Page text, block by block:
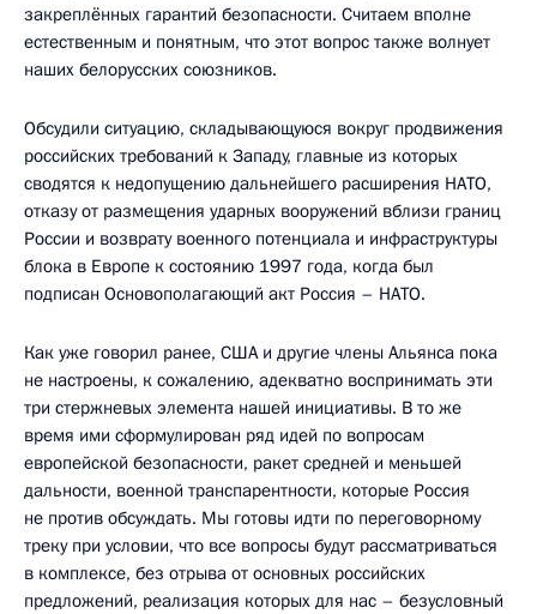
закреплённых гарантий безопасности. Считаем вполне
естественным и понятным, что этот вопрос также волнует
наших белорусских союзников.
Обсудили ситуацию, складывающуюся вокруг продвижения
российских требований к Западу, главные из которых
сводятся к недопущению дальнейшего расширения НАТО,
отказу от размещения ударных вооружений вблизи границ
России и возврату военного потенциала и инфраструктуры
блока в Европе к состоянию 1997 года, когда был
подписан Основополагающий акт Россия – НАТО.
Как уже говорил ранее, США и другие члены Альянса пока
не настроены, к сожалению, адекватно воспринимать эти
три стержневых элемента нашей инициативы. В то же
время ими сформулирован ряд идей по вопросам
европейской безопасности, ракет средней и меньшей
дальности, военной транспарентности, которые Россия
не против обсуждать. Мы готовы идти по переговорному
треку при условии, что все вопросы будут рассматриваться
в комплексе, без отрыва от основных российских
предложений, реализация которых для нас – безусловный